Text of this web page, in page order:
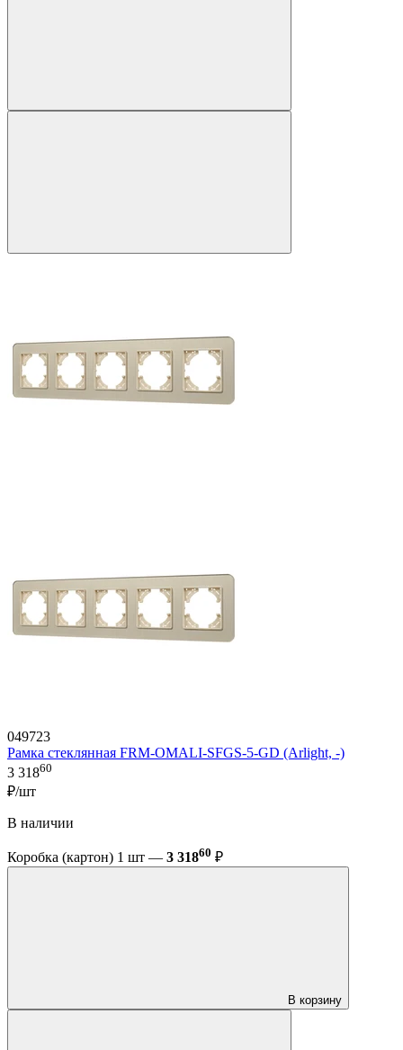
049723
Рамка стеклянная FRM-OMALI-SFGS-5-GD (Arlight, -)
3 31860
₽/шт
В наличии
Коробка (картон) 1 шт — 3 31860 ₽
В корзину